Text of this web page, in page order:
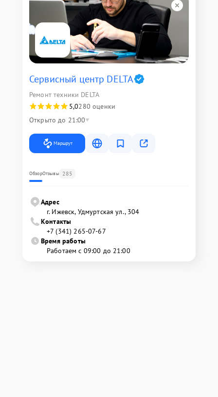
Сервисный центр DELTA
Ремонт техники DELTA
5,0280 оценки
Открыто до 21:00
Маршрут
ОбзорОтзывы 285
Адрес
г. Ижевск, Удмуртская ул., 304
Контакты
+7 (341) 265-07-67
Время работы
Работаем с 09:00 до 21:00